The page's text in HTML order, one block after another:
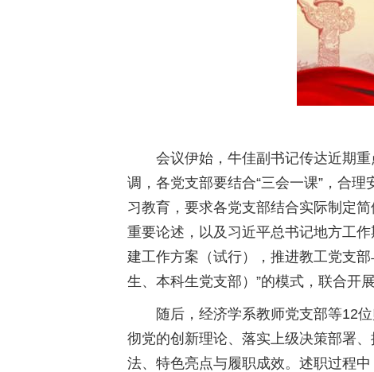
会议伊始，牛佳副书记传达近期
调，各党支部要结合“三会一课”，合
习教育，要求各党支部结合实际制定
重要论述，以及习近平总书记地方工
建工作方案（试行），推进教工党支
生、本科生党支部）”的模式，联合开
随后，经济学系教师党支部等12
彻党的创新理论、落实上级决策部署
法、特色亮点与履职成效。述职过程